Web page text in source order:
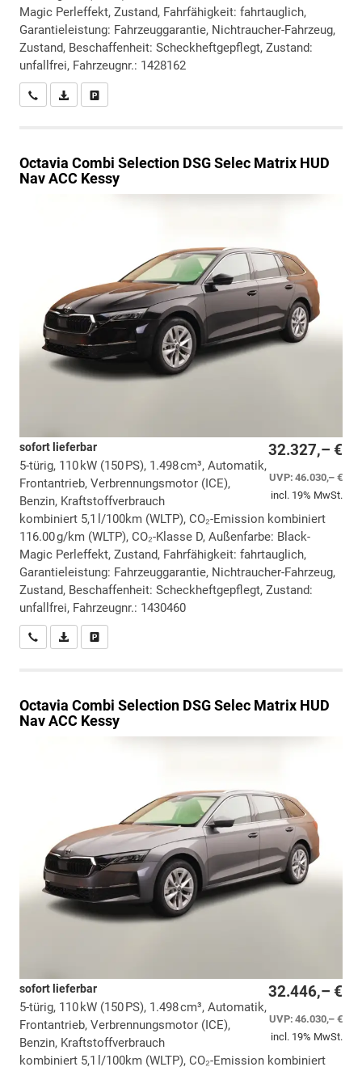
Magic Perleffekt, Zustand, Fahrfähigkeit: fahrtauglich,
Garantieleistung: Fahrzeuggarantie, Nichtraucher-Fahrzeug,
Zustand, Beschaffenheit: Scheckheftgepflegt, Zustand:
unfallfrei, Fahrzeugnr.: 1428162
Wir rufen Sie anPDF-Datei, Fahrzeugexposé drucken
Octavia Combi Selection DSG Selec Matrix HUD
Nav ACC Kessy
32.327,– €
UVP:46.030,– €
incl. 19% MwSt.
sofort lieferbar
5-türig, 110 kW (150 PS), 1.498 cm³, Automatik,
Frontantrieb, Verbrennungsmotor (ICE),
Benzin, Kraftstoffverbrauch
kombiniert 5,1 l/100km (WLTP), CO₂-Emission kombiniert
116.00 g/km (WLTP), CO₂-Klasse D, Außenfarbe: Black-
Magic Perleffekt, Zustand, Fahrfähigkeit: fahrtauglich,
Garantieleistung: Fahrzeuggarantie, Nichtraucher-Fahrzeug,
Zustand, Beschaffenheit: Scheckheftgepflegt, Zustand:
unfallfrei, Fahrzeugnr.: 1430460
Wir rufen Sie anPDF-Datei, Fahrzeugexposé drucken
Octavia Combi Selection DSG Selec Matrix HUD
Nav ACC Kessy
32.446,– €
UVP:46.030,– €
incl. 19% MwSt.
sofort lieferbar
5-türig, 110 kW (150 PS), 1.498 cm³, Automatik,
Frontantrieb, Verbrennungsmotor (ICE),
Benzin, Kraftstoffverbrauch
kombiniert 5,1 l/100km (WLTP), CO₂-Emission kombiniert